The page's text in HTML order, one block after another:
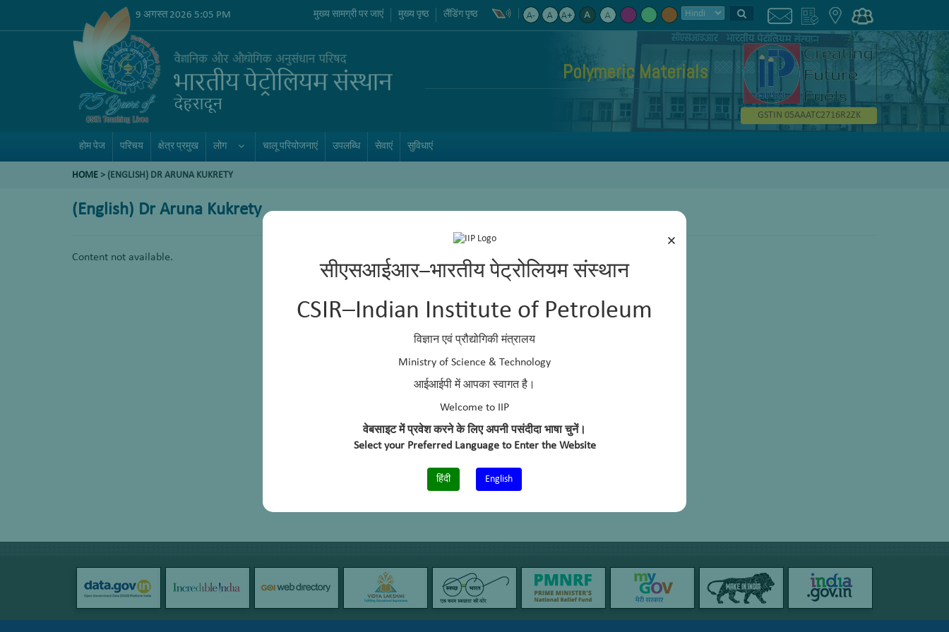
×
सीएसआईआर–भारतीय पेट्रोलियम संस्थान
CSIR–Indian Institute of Petroleum
विज्ञान एवं प्रौद्योगिकी मंत्रालय
Ministry of Science & Technology
आईआईपी में आपका स्वागत है।
Welcome to IIP
वेबसाइट में प्रवेश करने के लिए अपनी पसंदीदा भाषा चुनें।
Select your Preferred Language to Enter the Website
हिंदी English
9 अगस्त 2026 5:05 PM मुख्य सामग्री पर जाएं मुख्य पृष्ठ लैंडिंग पृष्ठ
Polymeric Materials
GSTIN 05AAATC2716R2ZK
होम पेज परिचय क्षेत्र प्रमुख लोग चालू परियोजनाएं उपलब्धि सेवाएं सुविधाएं
HOME > (ENGLISH) DR ARUNA KUKRETY
(English) Dr Aruna Kukrety
Content not available.